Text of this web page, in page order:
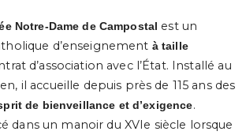
Notre-Dame de Campostal est un
d’enseignement à taille
d’association avec l’État. Installé au
il accueille depuis près de 115 ans des
de bienveillance et d’exigence.
dans un manoir du XVIe siècle lorsque